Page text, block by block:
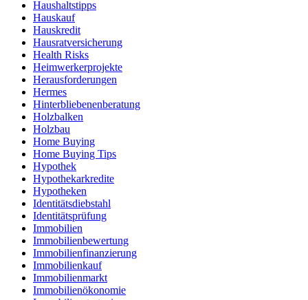
Haushaltstipps
Hauskauf
Hauskredit
Hausratversicherung
Health Risks
Heimwerkerprojekte
Herausforderungen
Hermes
Hinterbliebenenberatung
Holzbalken
Holzbau
Home Buying
Home Buying Tips
Hypothek
Hypothekarkredite
Hypotheken
Identitätsdiebstahl
Identitätsprüfung
Immobilien
Immobilienbewertung
Immobilienfinanzierung
Immobilienkauf
Immobilienmarkt
Immobilienökonomie